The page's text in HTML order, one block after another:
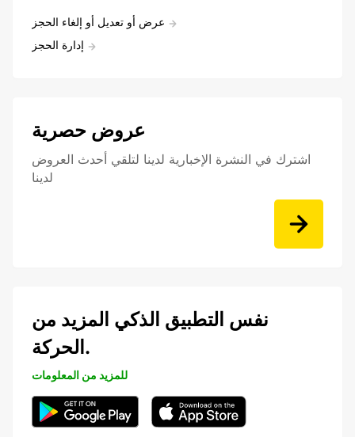
عرض أو تعديل أو إلغاء الحجز
إدارة الحجز
عروض حصرية
اشترك في النشرة الإخبارية لدينا لتلقي أحدث العروض
لدينا
نفس التطبيق الذكي المزيد من
الحركة.
للمزيد من المعلومات